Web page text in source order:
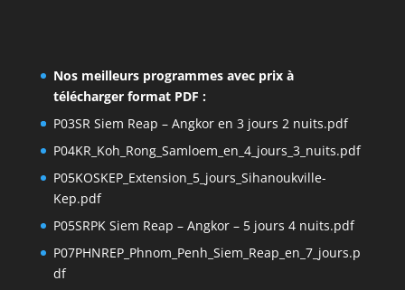
Nos meilleurs programmes avec prix à
télécharger format PDF :
P03SR Siem Reap – Angkor en 3 jours 2 nuits.pdf
P04KR_Koh_Rong_Samloem_en_4_jours_3_nuits.pdf
P05KOSKEP_Extension_5_jours_Sihanoukville-
Kep.pdf
P05SRPK Siem Reap – Angkor – 5 jours 4 nuits.pdf
P07PHNREP_Phnom_Penh_Siem_Reap_en_7_jours.p
df